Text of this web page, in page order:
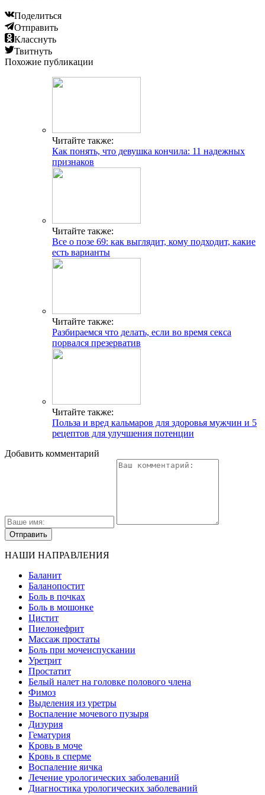
Поделиться
Отправить
Класснуть
Твитнуть
Похожие публикации
Читайте также:
Как понять, что девушка кончила: 11 надежных
признаков
Читайте также:
Все о позе 69: как выглядит, кому подходит, какие
есть варианты
Читайте также:
Разбираемся что делать, если во время секса
порвался презерватив
Читайте также:
Польза и вред кальмаров для здоровья мужчин и 5
рецептов для улучшения потенции
Добавить комментарий
НАШИ НАПРАВЛЕНИЯ
Баланит
Баланопостит
Боль в почках
Боль в мошонке
Цистит
Пиелонефрит
Массаж простаты
Боль при мочеиспускании
Уретрит
Простатит
Белый налет на головке полового члена
Фимоз
Выделения из уретры
Воспаление мочевого пузыря
Дизурия
Гематурия
Кровь в моче
Кровь в сперме
Воспаление яичка
Лечение урологических заболеваний
Диагностика урологических заболеваний